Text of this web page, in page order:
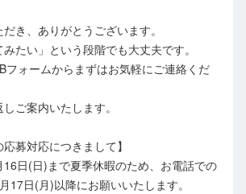
い」「資格を活かしたい」という方も歓迎。
得支援で、さらなるスキルアップも可能です。
全な環境
、無理のない工程管理を徹底しています。
で、プライベートと両立しやすいのも魅力。
です！あなたの資格を、ぜひ大洲の街づくりに
き、ありがとうございます。
みたい」という段階でも大丈夫です。
フォームからまずはお気軽にご連絡くだ
ご案内いたします。
応募対応につきまして】
日(日)まで夏季休暇のため、お電話での
17日(月)以降にお願いいたします。